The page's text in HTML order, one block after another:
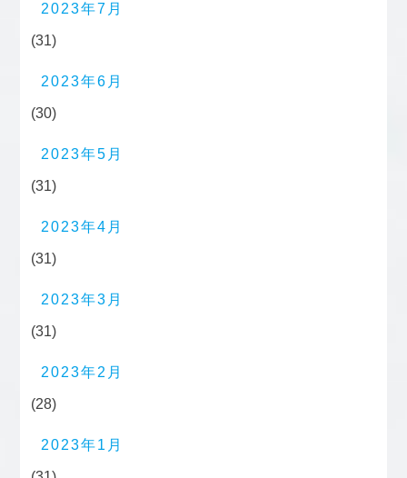
2023年7月
(31)
2023年6月
(30)
2023年5月
(31)
2023年4月
(31)
2023年3月
(31)
2023年2月
(28)
2023年1月